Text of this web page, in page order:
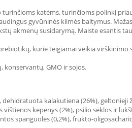
katėms, turinčioms polinkį
gyvūninės kilmės baltymus.
akmenų susidarymą. Maiste esantis
kurie teigiamai veikia virškinimo
konservantų, GMO ir sojos.
dehidratuota kalakutiena (26%),
kepenys (2%), psilio sėklos ir
spanguolės (0,2%), frukto-